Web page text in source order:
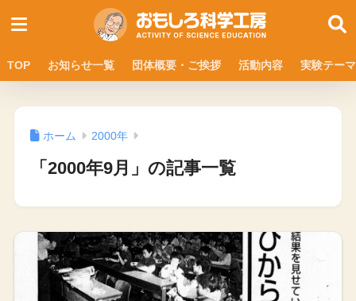
TOP お知らせ一覧 団体概要・ご挨拶 活動内容 実験テーマ
ホーム 2000年
「2000年9月」の記事一覧